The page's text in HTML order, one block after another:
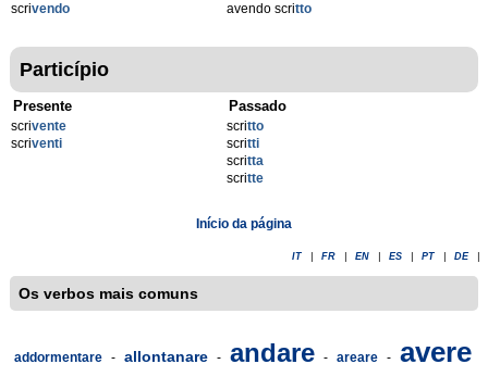
scrivendo avendo scritto
Particípio
Presente
scrivente
scriventi
Passado
scritto
scritti
scritta
scritte
Início da página
IT FR EN ES PT DE
Os verbos mais comuns
addormentare - allontanare - andare - areare - avere